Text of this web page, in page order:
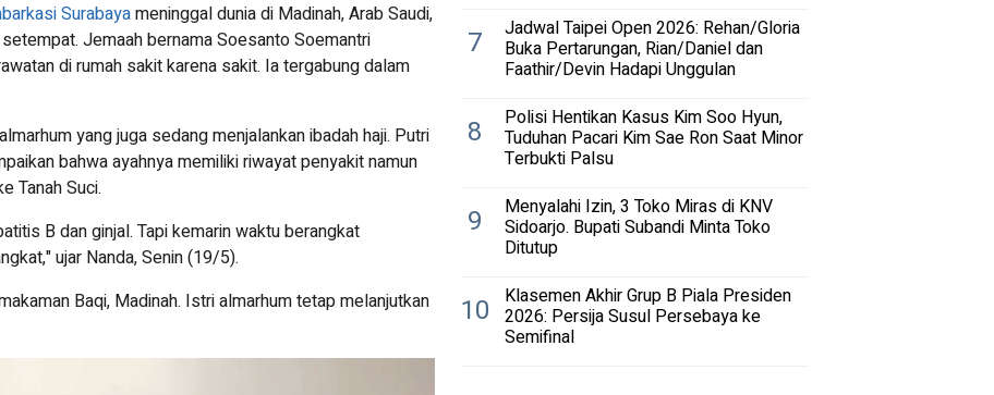
Surabayameninggal dunia di Madinah, Arab Saudi,
Jemaah bernama Soesanto Soemantri
di rumah sakit karena sakit. Ia tergabung dalam
yang juga sedang menjalankan ibadah haji. Putri
bahwa ayahnya memiliki riwayat penyakit namun
Tanah Suci.
B dan ginjal. Tapi kemarin waktu berangkat
ujar Nanda, Senin (19/5).
Baqi, Madinah. Istri almarhum tetap melanjutkan
7 Jadwal Taipei Open 2026: Rehan/Gloria
Buka Pertarungan, Rian/Daniel dan
Faathir/Devin Hadapi Unggulan
8 Polisi Hentikan Kasus Kim Soo Hyun,
Tuduhan Pacari Kim Sae Ron Saat Minor
Terbukti Palsu
9 Menyalahi Izin, 3 Toko Miras di KNV
Sidoarjo. Bupati Subandi Minta Toko
Ditutup
10 Klasemen Akhir Grup B Piala Presiden
2026: Persija Susul Persebaya ke
Semifinal